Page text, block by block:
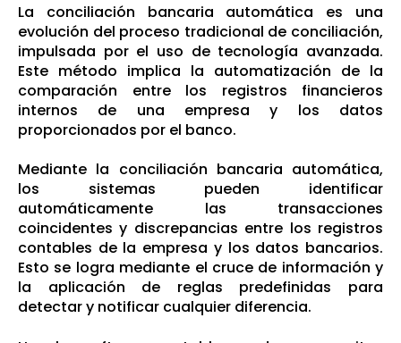
La conciliación bancaria automática es una
evolución del proceso tradicional de conciliación,
impulsada por el uso de tecnología avanzada.
Este método implica la automatización de la
comparación entre los registros financieros
internos de una empresa y los datos
proporcionados por el banco.
Mediante la conciliación bancaria automática,
los sistemas pueden identificar
automáticamente las transacciones
coincidentes y discrepancias entre los registros
contables de la empresa y los datos bancarios.
Esto se logra mediante el cruce de información y
la aplicación de reglas predefinidas para
detectar y notificar cualquier diferencia.